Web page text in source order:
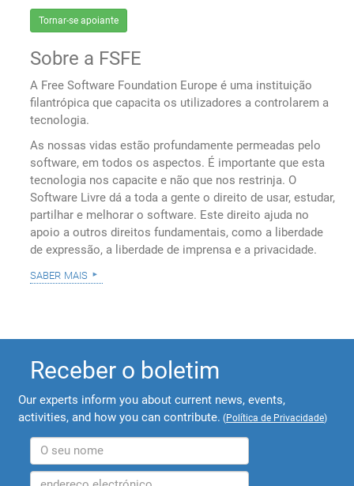
Tornar-se apoiante
Sobre a FSFE
A Free Software Foundation Europe é uma instituição
filantrópica que capacita os utilizadores a controlarem a
tecnologia.
As nossas vidas estão profundamente permeadas pelo
software, em todos os aspectos. É importante que esta
tecnologia nos capacite e não que nos restrinja. O
Software Livre dá a toda a gente o direito de usar, estudar,
partilhar e melhorar o software. Este direito ajuda no
apoio a outros direitos fundamentais, como a liberdade
de expressão, a liberdade de imprensa e a privacidade.
saber mais
Receber o boletim
Our experts inform you about current news, events,
activities, and how you can contribute. (Política de Privacidade)